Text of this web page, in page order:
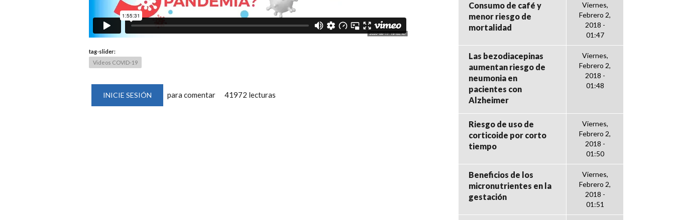
tag-slider:
Videos COVID-19
INICIE SESIÓN para comentar 41972 lecturas
Consumo de café y
menor riesgo de
mortalidad
Viernes,
Febrero 2,
2018 -
01:47
Las bezodiacepinas
aumentan riesgo de
neumonia en
pacientes con
Alzheimer
Viernes,
Febrero 2,
2018 -
01:48
Riesgo de uso de
corticoide por corto
tiempo
Viernes,
Febrero 2,
2018 -
01:50
Beneficios de los
micronutrientes en la
gestación
Viernes,
Febrero 2,
2018 -
01:51